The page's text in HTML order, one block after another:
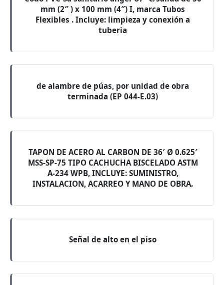
mm (2″ ) x 100 mm (4″) I, marca Tubos
Flexibles . Incluye: limpieza y conexión a
tuberia
de alambre de púas, por unidad de obra
terminada (EP 044-E.03)
TAPON DE ACERO AL CARBON DE 36′ Ø 0.625′
MSS-SP-75 TIPO CACHUCHA BISCELADO ASTM
A-234 WPB, INCLUYE: SUMINISTRO,
INSTALACION, ACARREO Y MANO DE OBRA.
Señal de alto en el piso